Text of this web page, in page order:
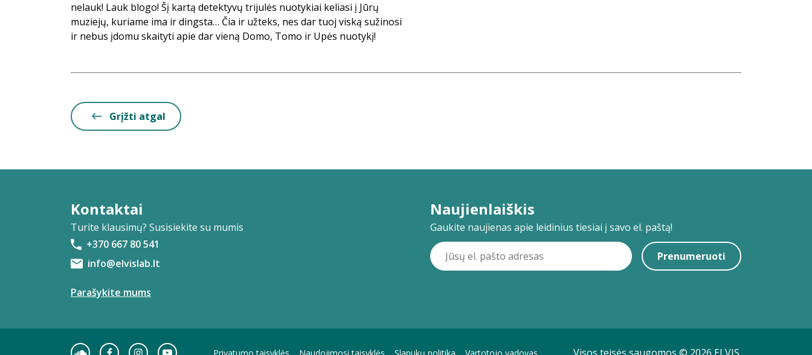
nelauk! Lauk blogo! Šį kartą detektyvų trijulės nuotykiai keliasi į Jūrų
muziejų, kuriame ima ir dingsta… Čia ir užteks, nes dar tuoj viską sužinosi
ir nebus įdomu skaityti apie dar vieną Domo, Tomo ir Upės nuotykį!
Grįžti atgal
Kontaktai
Turite klausimų? Susisiekite su mumis
+370 667 80 541
info@elvislab.lt
Parašykite mums
Naujienlaiškis
Gaukite naujienas apie leidinius tiesiai į savo el. paštą!
Prenumeruoti
Privatumo taisyklės Naudojimosi taisyklės Slapukų politika Vartotojo vadovas